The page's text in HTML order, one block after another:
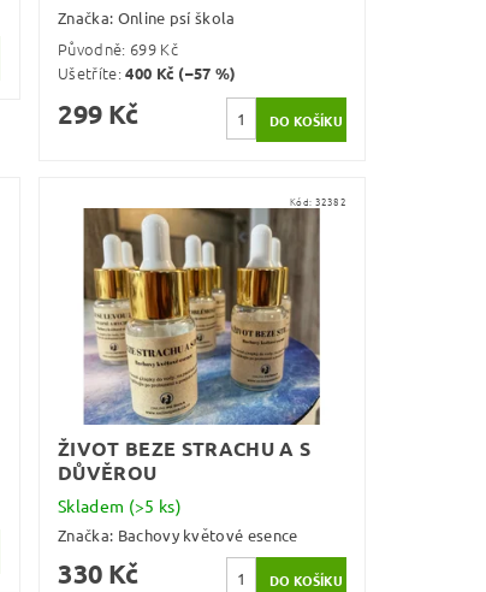
Značka: Online psí škola
Původně: 699 Kč
Ušetříte:400 Kč (–57 %)
299 Kč
Kód: 32382
ŽIVOT BEZE STRACHU A S
DŮVĚROU
Skladem (>5 ks)
Značka: Bachovy květové esence
330 Kč